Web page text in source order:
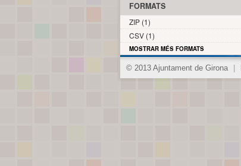
FORMATS
ZIP (1)
CSV (1)
MOSTRAR MÉS FORMATS
© 2013 Ajuntament de Girona